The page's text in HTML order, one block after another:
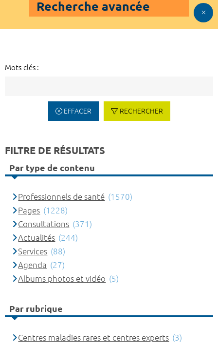
Recherche avancée
Mots-clés :
EFFACER RECHERCHER
FILTRE DE RÉSULTATS
Par type de contenu
Professionnels de santé (1570)
Pages (1228)
Consultations (371)
Actualités (244)
Services (88)
Agenda (27)
Albums photos et vidéo (5)
Par rubrique
Centres maladies rares et centres experts (3)